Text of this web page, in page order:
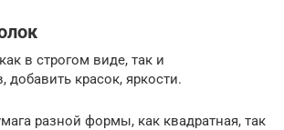
в строгом виде, так и
добавить красок, яркости.
разной формы, как квадратная, так